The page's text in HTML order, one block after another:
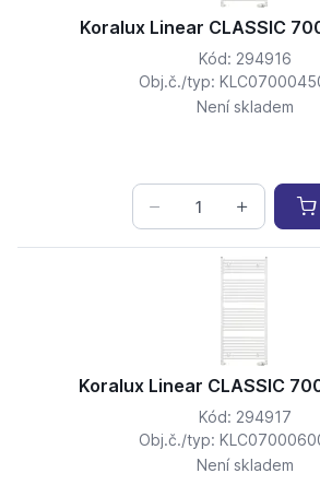
Koralux Linear CLASSIC
Kód: 294916
Obj.č./typ:
Není skladem
Koralux Linear CLASSIC
Kód: 294917
Obj.č./typ:
Není skladem